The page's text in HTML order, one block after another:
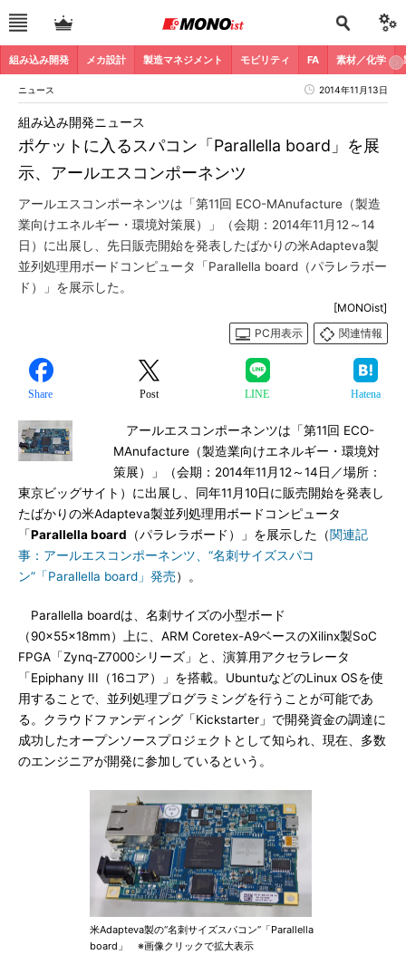
組み込み開発 メカ設計 製造マネジメント モビリティ FA 素材／化学
ニュース 2014年11月13日
ポケットに入るスパコン「Parallella board」を展
示、アールエスコンポーネンツ
組み込み開発ニュース
アールエスコンポーネンツは「第11回 ECO-MAnufacture（製造
業向けエネルギー・環境対策展）」（会期：2014年11月12～14
日）に出展し、先日販売開始を発表したばかりの米Adapteva製
並列処理用ボードコンピュータ「Parallella board（パラレラボー
ド）」を展示した。
[MONOist]
PC用表示
関連情報
Share Post LINE Hatena
アールエスコンポーネンツは「第11回 ECO-
MAnufacture（製造業向けエネルギー・環境対
策展）」（会期：2014年11月12～14日／場所：
東京ビッグサイト）に出展し、同年11月10日に販売開始を発表し
たばかりの米Adapteva製並列処理用ボードコンピュータ
「Parallella board （パラレラボード）」を展示した（関連記
事：アールエスコンポーネンツ、“名刺サイズスパコ
ン”「Parallella board」発売）。
Parallella boardは、名刺サイズの小型ボード
（90×55×18mm）上に、ARM Coretex-A9ベースのXilinx製SoC
FPGA「Zynq-Z7000シリーズ」と、演算用アクセラレータ
「Epiphany III（16コア）」を搭載。UbuntuなどのLinux OSを使
用することで、並列処理プログラミングを行うことが可能であ
る。クラウドファンディング「Kickstarter」で開発資金の調達に
成功したオープンソースプロジェクトとして知られ、現在、多数
のエンジニアが開発に参加しているという。
米Adapteva製の“名刺サイズスパコン”「Parallella
board」 ※画像クリックで拡大表示